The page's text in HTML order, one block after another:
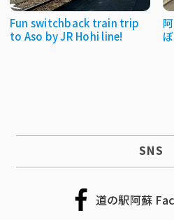
Fun switchback train trip
to Aso by JR Hohi line!
SNS
道の駅阿蘇